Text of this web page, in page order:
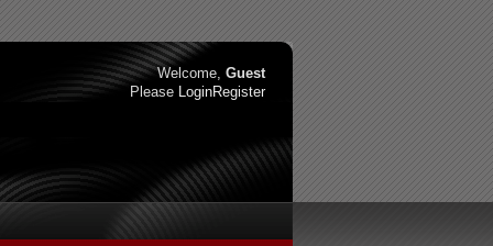
Welcome, Guest
Please LoginRegister